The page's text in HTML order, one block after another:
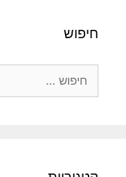
חיפוש